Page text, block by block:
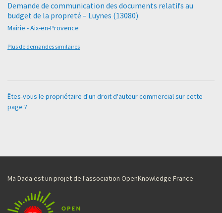
Demande de communication des documents relatifs au
budget de la propreté – Luynes (13080)
Mairie - Aix-en-Provence
Plus de demandes similaires
Êtes-vous le propriétaire d'un droit d'auteur commercial sur cette
page ?
Ma Dada est un projet de l'association OpenKnowledge France